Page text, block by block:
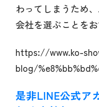
わってしまうため
会社を選ぶことを
https://www.ko-
blog/
是非LINE公式ア